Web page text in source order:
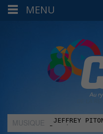
MUSIQUE
MENU